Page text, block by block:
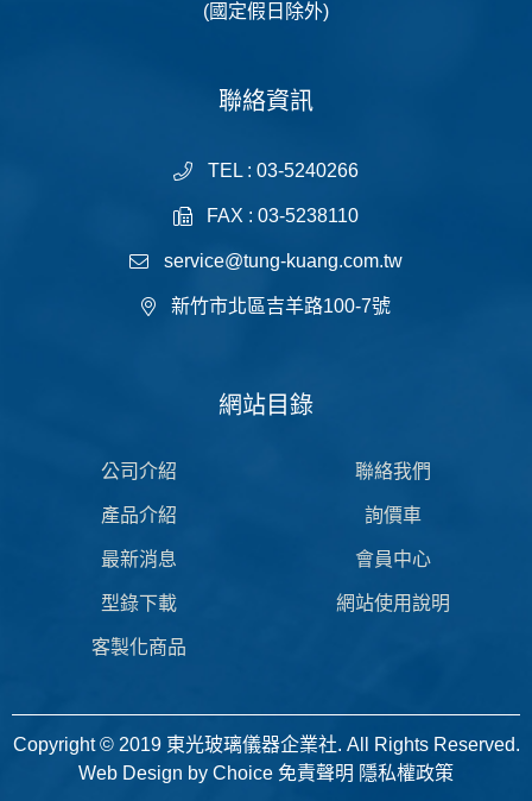
(國定假日除外)
聯絡資訊
TEL : 03-5240266
FAX : 03-5238110
service@tung-kuang.com.tw
新竹市北區吉羊路100-7號
網站目錄
公司介紹
產品介紹
最新消息
型錄下載
客製化商品
聯絡我們
詢價車
會員中心
網站使用說明
Copyright © 2019 東光玻璃儀器企業社. All Rights Reserved.
Web Design by Choice 免責聲明 隱私權政策